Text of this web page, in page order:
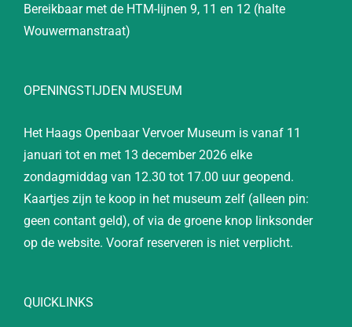
Bereikbaar met de HTM-lijnen 9, 11 en 12 (halte
Wouwermanstraat)
OPENINGSTIJDEN MUSEUM
Het Haags Openbaar Vervoer Museum is vanaf 11
januari tot en met 13 december 2026 elke
zondagmiddag van 12.30 tot 17.00 uur geopend.
Kaartjes zijn te koop in het museum zelf (alleen pin:
geen contant geld), of via de groene knop linksonder
op de website. Vooraf reserveren is niet verplicht.
QUICKLINKS